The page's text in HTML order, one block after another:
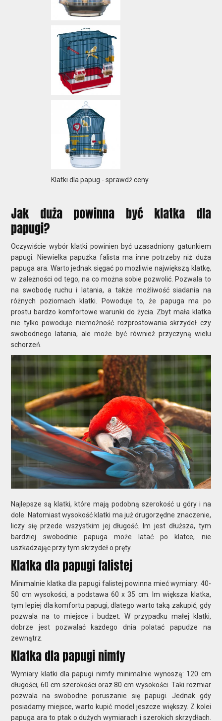
Klatki dla papug - sprawdź ceny
Jak duża powinna być klatka dla
papugi?
Oczywiście wybór klatki powinien być uzasadniony gatunkiem
papugi. Niewielka papużka falista ma inne potrzeby niż duża
papuga ara. Warto jednak sięgać po możliwie największą klatkę,
w zależności od tego, na co można sobie pozwolić. Pozwala to
na swobodę ruchu i latania, a także możliwość siadania na
różnych poziomach klatki. Powoduje to, że papuga ma po
prostu bardzo komfortowe warunki do życia. Zbyt mała klatka
nie tylko powoduje niemożność rozprostowania skrzydeł czy
swobodnego latania, ale może być również przyczyną wielu
schorzeń.
Najlepsze są klatki, które mają podobną szerokość u góry i na
dole. Natomiast wysokość klatki ma już drugorzędne znaczenie,
liczy się przede wszystkim jej długość. Im jest dłuższa, tym
bardziej swobodnie papuga może latać po klatce, nie
uszkadzając przy tym skrzydeł o pręty.
Klatka dla papugi falistej
Minimalnie klatka dla papugi falistej powinna mieć wymiary: 40-
50 cm wysokości, a podstawa 60 x 35 cm. Im większa klatka,
tym lepiej dla komfortu papugi, dlatego warto taką zakupić, gdy
pozwala na to miejsce i budżet. W przypadku małej klatki,
dobrze jest pozwalać każdego dnia polatać papudze na
zewnątrz.
Klatka dla papugi nimfy
Wymiary klatki dla papugi nimfy minimalnie wynoszą: 120 cm
długości, 60 cm szerokości oraz 80 cm wysokości. Taki rozmiar
pozwala na swobodne poruszanie się papugi. Jednak gdy
posiadamy miejsce, warto kupić model jeszcze większy. Z kolei
papuga ara to ptak o dużych wymiarach i szerokich skrzydłach.